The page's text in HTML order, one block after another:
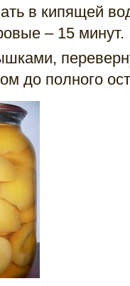
в кипящей
– 15 минут.
до полного